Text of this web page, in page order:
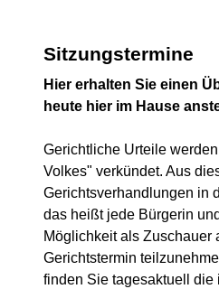
Sitzungstermine
Hier erhalten Sie einen
heute hier im Hause
Gerichtliche Urteile
Volkes" verkündet. Aus
Gerichtsverhandlungen in
das heißt jede Bürgerin
Möglichkeit als Zuschauer
Gerichtstermin
finden Sie tagesaktuell die